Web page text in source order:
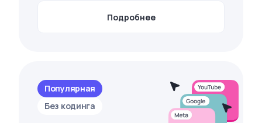
Подробнее
Популярная
Без кодинга